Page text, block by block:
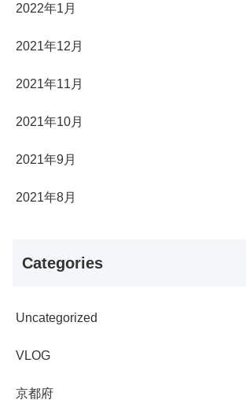
2022年1月
2021年12月
2021年11月
2021年10月
2021年9月
2021年8月
Categories
Uncategorized
VLOG
京都府